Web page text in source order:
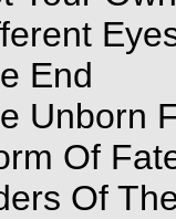
End
Unborn
Of
Of